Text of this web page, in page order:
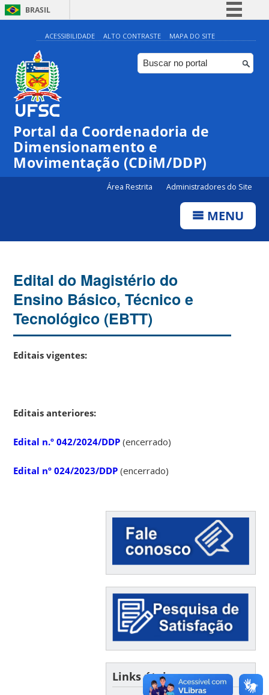
BRASIL
Simplifique!
Comunica BR
Participe
Canais
ACESSIBILIDADE ALTO CONTRASTE MAPA DO SITE
Portal da Coordenadoria de
Dimensionamento e
Movimentação (CDiM/DDP)
Área Restrita Administradores do Site
MENU
Edital do Magistério do
Ensino Básico, Técnico e
Tecnológico (EBTT)
Editais vigentes:
Editais anteriores:
Edital n.º 042/2024/DDP (encerrado)
Edital nº 024/2023/DDP (encerrado)
Links úteis